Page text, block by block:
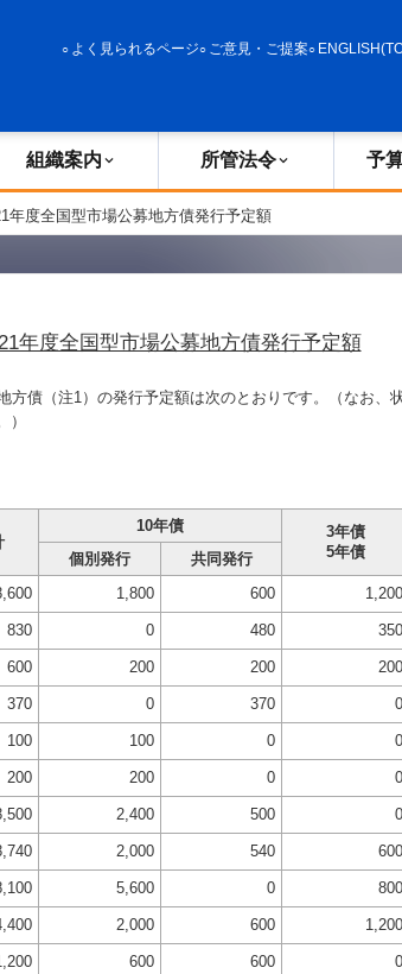
よく見られるページ ご意見・ご提案
組織案内 所管法令 予
年度全国型市場公募地方債発行予定額
年度全国型市場公募地方債発行予定額
債（注1）の発行予定額は次のとおりです。（なお、
10年債
3年債
5年債
個別発行
共同発行
1,800 600 1,200
830 0 480 350
600 200 200 200
370 0 370 0
100 100 0 0
200 200 0 0
2,400 500 0
2,000 540 600
5,600 0 800
2,000 600 1,200
600 600 0